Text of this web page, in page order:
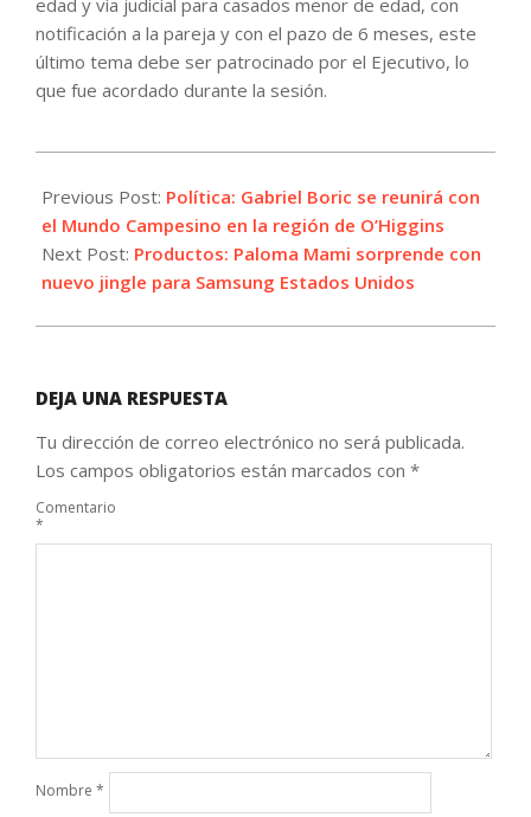
notificación a la pareja y con el pazo de 6 meses, este
último tema debe ser patrocinado por el Ejecutivo, lo
que fue acordado durante la sesión.
12-
06
Previous Post: Política: Gabriel Boric se reunirá con
el Mundo Campesino en la región de O’Higgins
Next Post: Productos: Paloma Mami sorprende con
nuevo jingle para Samsung Estados Unidos
DEJA UNA RESPUESTA
Tu dirección de correo electrónico no será publicada.
Los campos obligatorios están marcados con *
Comentario
*
Nombre *